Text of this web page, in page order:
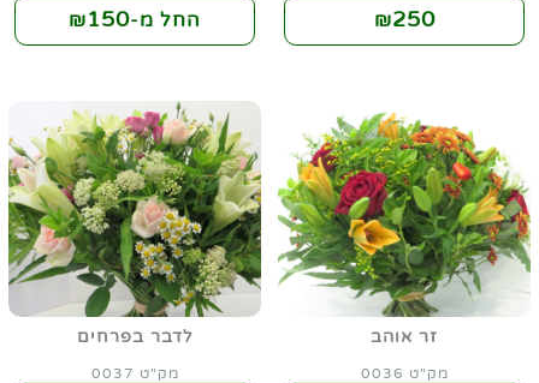
₪250 החל מ-₪150
זר אוהב
מק"ט 0036
לדבר בפרחים
מק"ט 0037